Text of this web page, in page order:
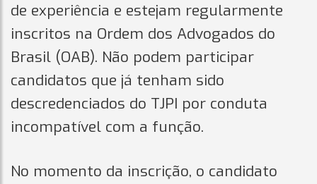
de experiência e estejam regularmente
inscritos na Ordem dos Advogados do
Brasil (OAB). Não podem participar
candidatos que já tenham sido
descredenciados do TJPI por conduta
incompatível com a função.
No momento da inscrição, o candidato